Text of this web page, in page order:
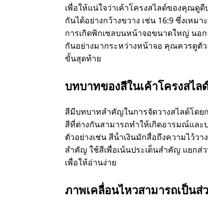
เพื่อให้แน่ใจว่าเค้าโครงสไลด์ของคุณดู
กันได้อย่างกว้างขวาง เช่น 16:9 ซึ่งเห
การเกิดพิกเซลบนหน้าจอขนาดใหญ่ นอ
กันอย่างมากระหว่างหน้าจอ คุณควรดูตั
ขั้นสุดท้าย
บทบาทของสีในเค้าโครงสไล
สีมีบทบาทสําคัญในการจัดวางสไลด์โดย
สีที่ต่างกันสามารถทําให้เกิดอารมณ์แล
ตัวอย่างเช่น สีน้ําเงินมักสื่อถึงความไว้ว
สําคัญ ใช้สีเพื่อเน้นประเด็นสําคัญ แยก
เพื่อให้อ่านง่าย
ภาพเคลื่อนไหวสามารถเป็นส่